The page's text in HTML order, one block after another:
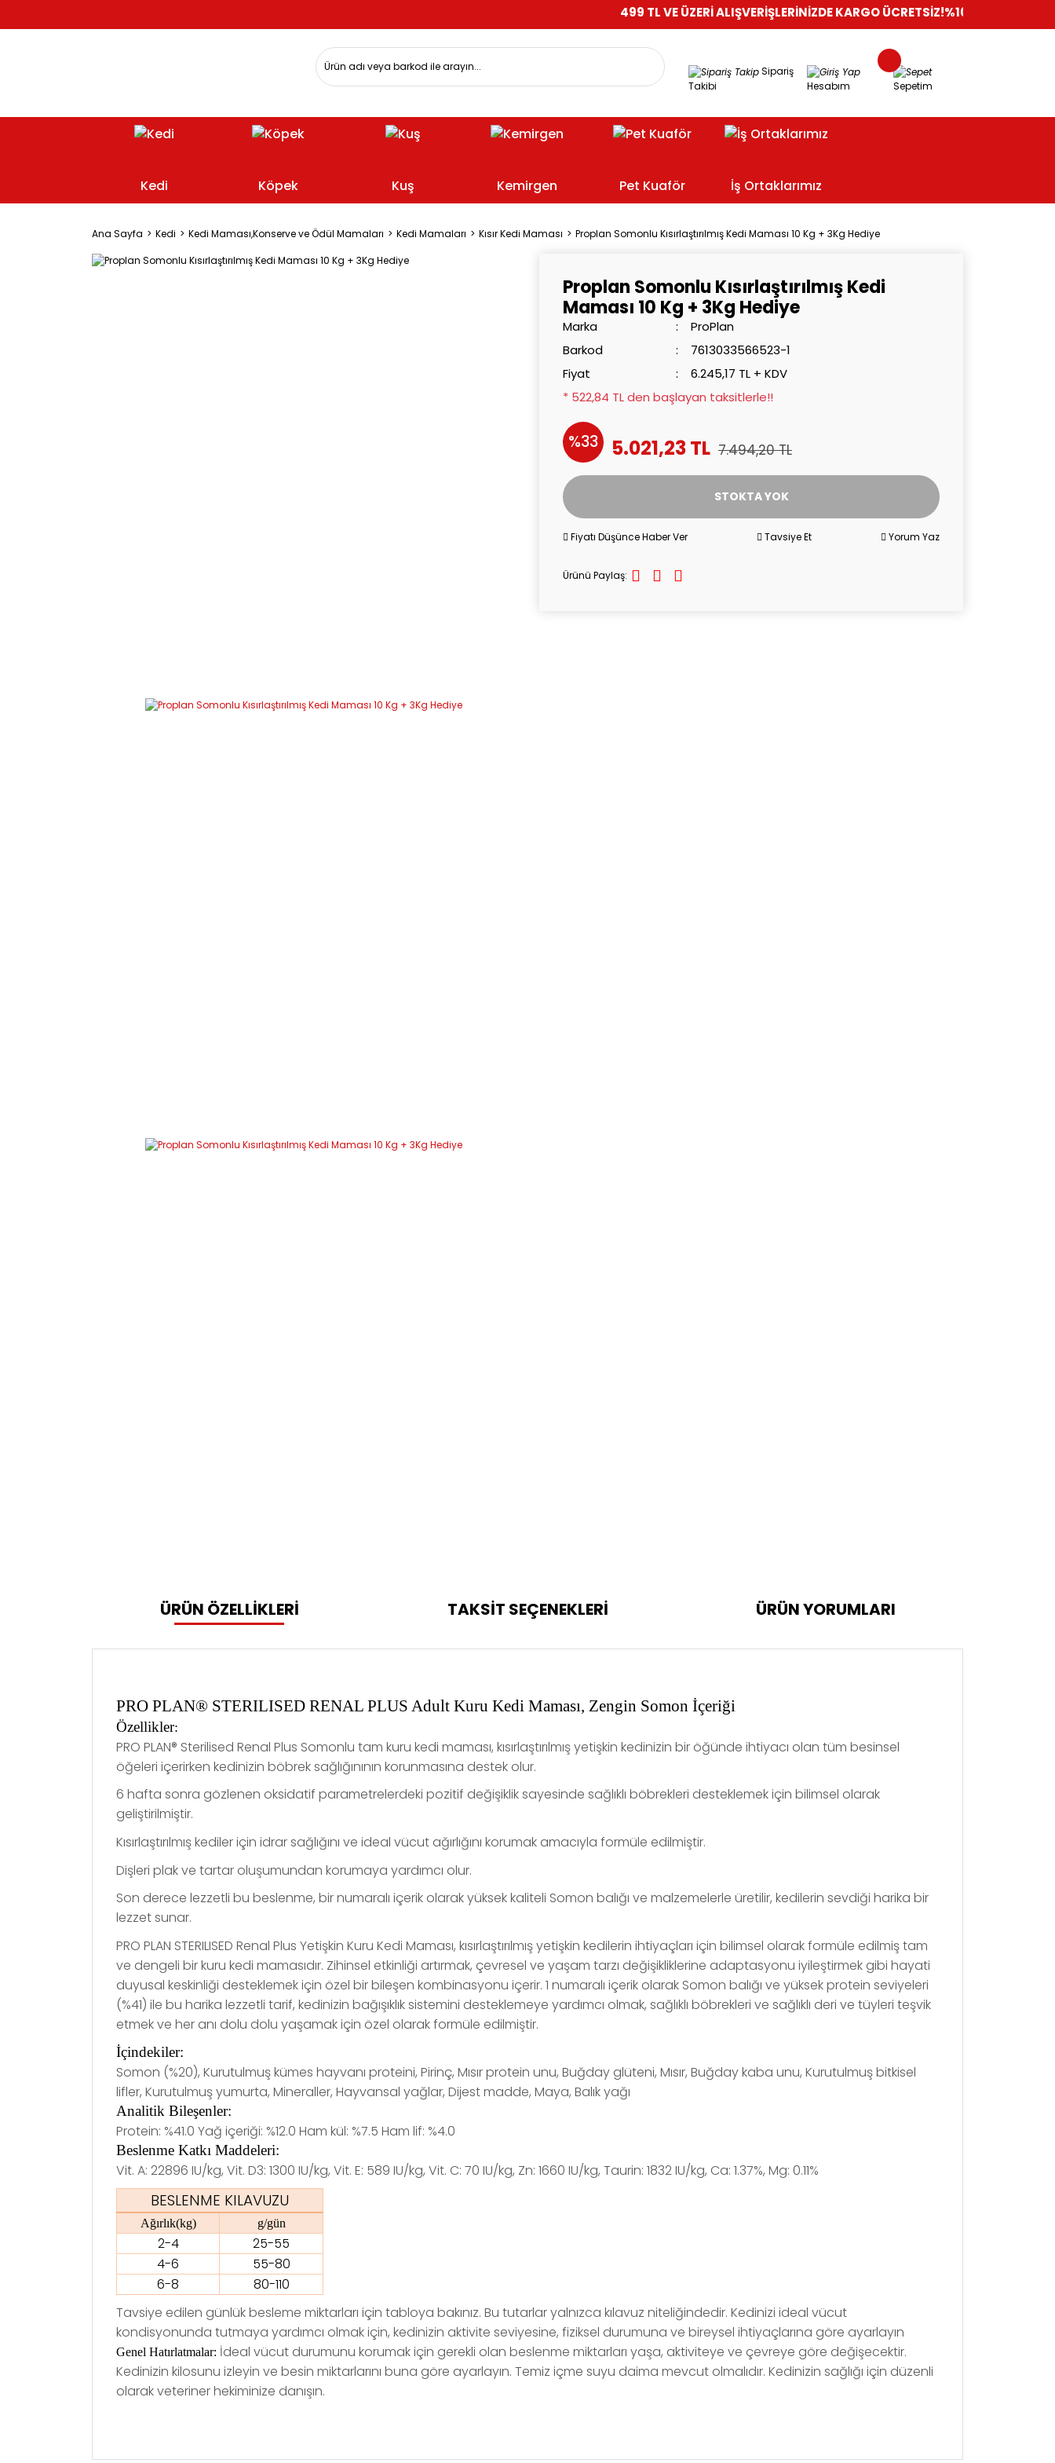
499 TL VE ÜZERİ ALIŞVERİŞLERİNİZDE KARGO ÜCRETSİZ!%100 GÜVENLİ ALIŞVERİŞ
Sipariş
Takibi
Hesabım Sepetim
Kedi Köpek Kuş Kemirgen Pet Kuaför İş Ortaklarımız
Ana Sayfa Kedi Kedi Maması,Konserve ve Ödül Mamaları Kedi Mamaları Kısır Kedi Maması Proplan Somonlu Kısırlaştırılmış Kedi Maması 10 Kg + 3Kg Hediye
Proplan Somonlu Kısırlaştırılmış Kedi
Maması 10 Kg + 3Kg Hediye
Marka
ProPlan
Barkod
7613033566523-1
Fiyat
6.245,17 TL + KDV
* 522,84 TL den başlayan taksitlerle!!
%33 5.021,23 TL 7.494,20 TL
STOKTA YOK
Fiyatı Düşünce Haber Ver Tavsiye Et Yorum Yaz
Ürünü Paylaş:
ÜRÜN ÖZELLİKLERİ TAKSİT SEÇENEKLERİ ÜRÜN YORUMLARI
PRO PLAN® STERILISED RENAL PLUS Adult Kuru Kedi Maması, Zengin Somon İçeriği
Özellikler:
PRO PLAN® Sterilised Renal Plus Somonlu tam kuru kedi maması, kısırlaştırılmış yetişkin kedinizin bir öğünde ihtiyacı olan tüm besinsel
öğeleri içerirken kedinizin böbrek sağlığınının korunmasına destek olur.
6 hafta sonra gözlenen oksidatif parametrelerdeki pozitif değişiklik sayesinde sağlıklı böbrekleri desteklemek için bilimsel olarak
geliştirilmiştir.
Kısırlaştırılmış kediler için idrar sağlığını ve ideal vücut ağırlığını korumak amacıyla formüle edilmiştir.
Dişleri plak ve tartar oluşumundan korumaya yardımcı olur.
Son derece lezzetli bu beslenme, bir numaralı içerik olarak yüksek kaliteli Somon balığı ve malzemelerle üretilir, kedilerin sevdiği harika bir
lezzet sunar.
PRO PLAN STERILISED Renal Plus Yetişkin Kuru Kedi Maması, kısırlaştırılmış yetişkin kedilerin ihtiyaçları için bilimsel olarak formüle edilmiş tam
ve dengeli bir kuru kedi mamasıdır. Zihinsel etkinliği artırmak, çevresel ve yaşam tarzı değişikliklerine adaptasyonu iyileştirmek gibi hayati
duyusal keskinliği desteklemek için özel bir bileşen kombinasyonu içerir. 1 numaralı içerik olarak Somon balığı ve yüksek protein seviyeleri
(%41) ile bu harika lezzetli tarif, kedinizin bağışıklık sistemini desteklemeye yardımcı olmak, sağlıklı böbrekleri ve sağlıklı deri ve tüyleri teşvik
etmek ve her anı dolu dolu yaşamak için özel olarak formüle edilmiştir.
İçindekiler:
Somon (%20), Kurutulmuş kümes hayvanı proteini, Pirinç, Mısır protein unu, Buğday glüteni, Mısır, Buğday kaba unu, Kurutulmuş bitkisel
lifler, Kurutulmuş yumurta, Mineraller, Hayvansal yağlar, Dijest madde, Maya, Balık yağı
Analitik Bileşenler:
Protein: %41.0 Yağ içeriği: %12.0 Ham kül: %7.5 Ham lif: %4.0
Beslenme Katkı Maddeleri:
Vit. A: 22896 IU/kg, Vit. D3: 1300 IU/kg, Vit. E: 589 IU/kg, Vit. C: 70 IU/kg, Zn: 1660 IU/kg, Taurin: 1832 IU/kg, Ca: 1.37%, Mg: 0.11%
BESLENME KILAVUZU
Ağırlık(kg) g/gün
2-4
25-55
4-6
55-80
6-8
80-110
Tavsiye edilen günlük besleme miktarları için tabloya bakınız. Bu tutarlar yalnızca kılavuz niteliğindedir. Kedinizi ideal vücut
kondisyonunda tutmaya yardımcı olmak için, kedinizin aktivite seviyesine, fiziksel durumuna ve bireysel ihtiyaçlarına göre ayarlayın
Genel Hatırlatmalar: İdeal vücut durumunu korumak için gerekli olan beslenme miktarları yaşa, aktiviteye ve çevreye göre değişecektir.
Kedinizin kilosunu izleyin ve besin miktarlarını buna göre ayarlayın. Temiz içme suyu daima mevcut olmalıdır. Kedinizin sağlığı için düzenli
olarak veteriner hekiminize danışın.
Görüş ve önerileriniz için teşekkür ederiz.